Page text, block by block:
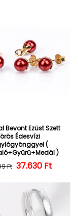
Bevont Ezüst Szett
Édesvízi
(
)
Normál ár
Ft 37.630 Ft